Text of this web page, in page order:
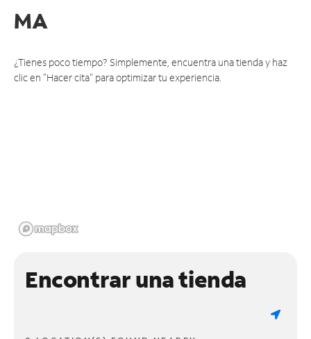
MA
¿Tienes poco tiempo? Simplemente, encuentra una tienda y haz
clic en "Hacer cita" para optimizar tu experiencia.
Encontrar una tienda